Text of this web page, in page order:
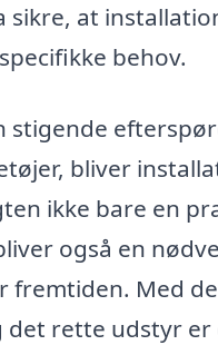
sikre, at
behov.
stigende
bliver
ikke bare en
også en
fremtiden. Med
det rette udstyr